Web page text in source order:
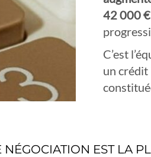
42 000 €
C’est
un crédit
EST LA